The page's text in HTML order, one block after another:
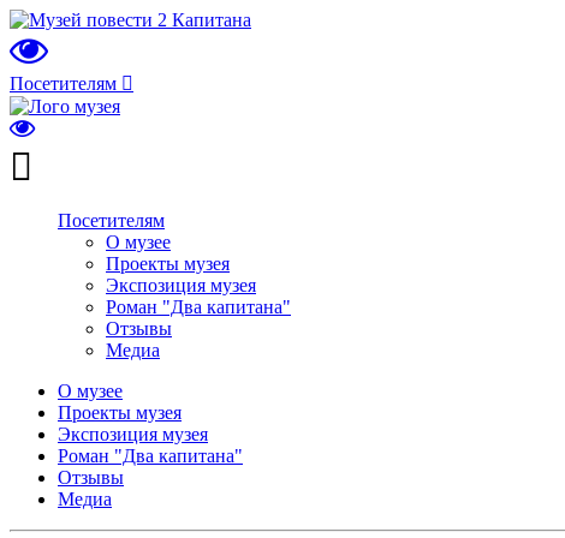
Посетителям
Посетителям
О музее
Проекты музея
Экспозиция музея
Роман "Два капитана"
Отзывы
Медиа
О музее
Проекты музея
Экспозиция музея
Роман "Два капитана"
Отзывы
Медиа